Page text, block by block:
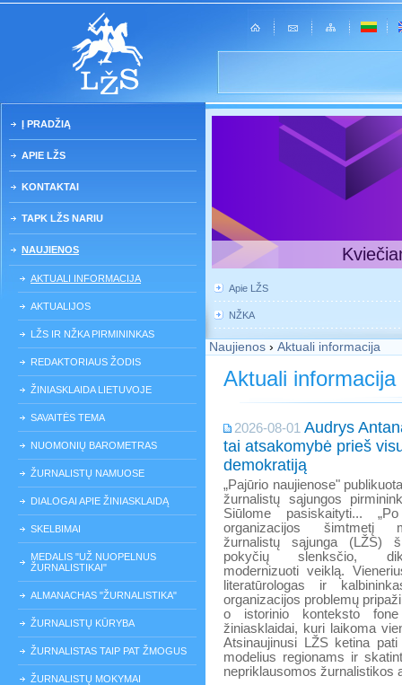
Į PRADŽIĄ
APIE LŽS
KONTAKTAI
TAPK LŽS NARIU
NAUJIENOS
AKTUALI INFORMACIJA
AKTUALIJOS
LŽS IR NŽKA PIRMININKAS
REDAKTORIAUS ŽODIS
ŽINIASKLAIDA LIETUVOJE
SAVAITĖS TEMA
NUOMONIŲ BAROMETRAS
ŽURNALISTŲ NAMUOSE
DIALOGAI APIE ŽINIASKLAIDĄ
SKELBIMAI
MEDALIS "UŽ NUOPELNUS
ŽURNALISTIKAI"
ALMANACHAS "ŽURNALISTIKA"
ŽURNALISTŲ KŪRYBA
ŽURNALISTAS TAIP PAT ŽMOGUS
ŽURNALISTŲ MOKYMAI
Apie LŽS
NŽKA
Naujienos › Aktuali informacija
Aktuali informacija
2026-08-01 Audrys
tai atsakomybė prieš
demokratiją
„Pajūrio naujienose"
žurnalistų sąjungos
Siūlome pasiskaityti...
organizacijos šimtmetį
žurnalistų sąjunga (LŽS)
pokyčių slenksčio,
modernizuoti veiklą.
literatūrologas ir
organizacijos problemų
o istorinio konteksto
žiniasklaidai, kuri laikoma
Atsinaujinusi LŽS ketina
modelius regionams ir
nepriklausomos žurnalistikos